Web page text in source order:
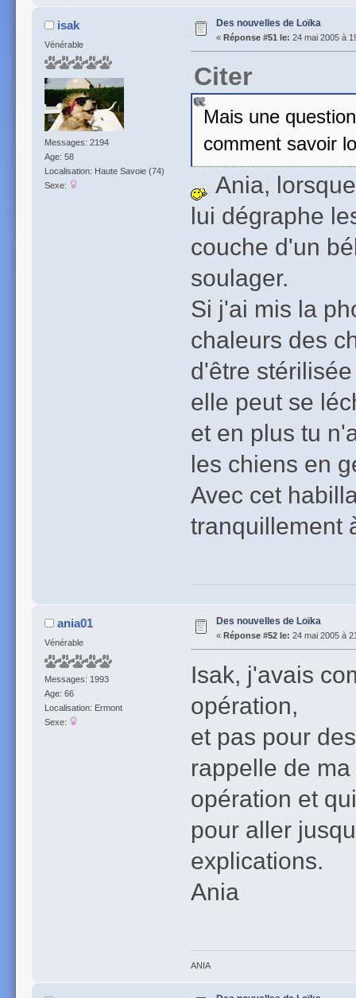
isak
Vénérable
Messages: 2194
Age: 58
Localisation: Haute Savoie (74)
Sexe:
Des nouvelles de Loïka
« Réponse #51 le: 24 mai 2005 à
Citer
Mais une
comment savoir
Ania,
lui dégraphe
couche d'un
soulager.
Si j'ai mis la
chaleurs des
d'être
elle peut se
et en plus tu
les chiens en
Avec cet
tranquillement
ania01
Vénérable
Messages: 1993
Age: 66
Localisation: Ermont
Sexe:
Des nouvelles de Loïka
« Réponse #52 le: 24 mai 2005 à
Isak, j'avais
opération,
et pas pour
rappelle de
opération et
pour aller
explications.
Ania
ANIA